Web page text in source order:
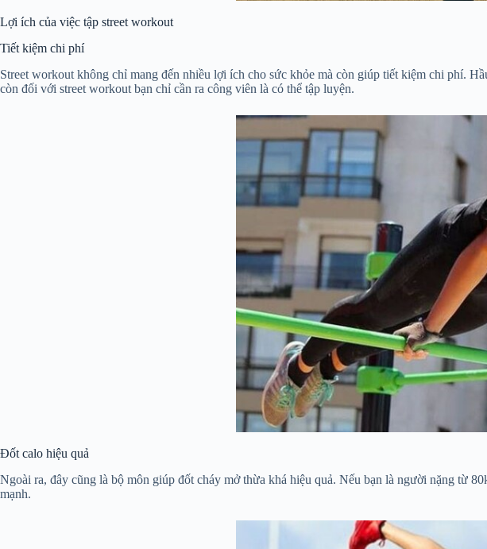
Lợi ích của việc tập street workout
Tiết kiệm chi phí
Street workout không chỉ mang đến nhiều lợi ích cho sức khỏe mà còn giúp tiết kiệm chi phí.
còn đối với street workout bạn chỉ cần ra công viên là có thể tập luyện.
Đốt calo hiệu quả
Ngoài ra, đây cũng là bộ môn giúp đốt cháy mở thừa khá hiệu quả. Nếu bạn là người nặng từ
mạnh.